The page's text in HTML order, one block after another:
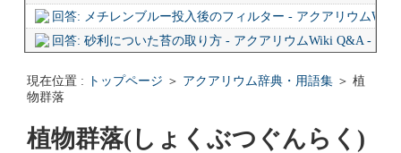
回答: メチレンブルー投入後のフィルター - アクアリウム
回答: 砂利についた苔の取り方 - アクアリウムWiki Q&A - 最
回答: ガラス面に卵を産まない貝っていますか？ - アクアリ
現在位置 : トップページ ＞ アクアリウム辞典・用語集 ＞ 植
物群落
植物群落(しょくぶつぐんらく)